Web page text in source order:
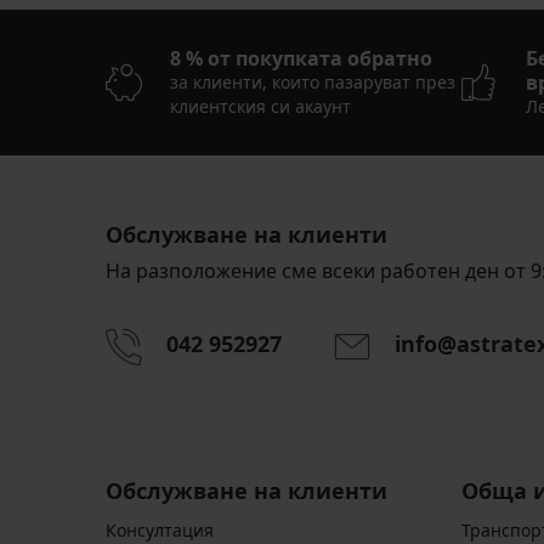
8 % от покупката обратно
за клиенти, които пазаруват през
клиентския си акаунт
Обслужване на клиенти
На разположение сме всеки работен ден от
042 952927
Обслужване на клиенти
Консултация
Обща